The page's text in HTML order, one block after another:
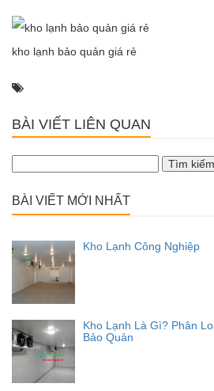
kho lạnh bảo quản giá rẻ
BÀI VIẾT LIÊN QUAN
kiếm
BÀI VIẾT MỚI NHẤT
Kho Lạnh Công Nghiệp
Kho Lạnh Là Gì? Phân
Bảo Quản